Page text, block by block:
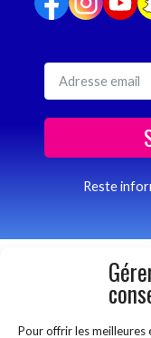
Pour offrir les meilleures
Reste